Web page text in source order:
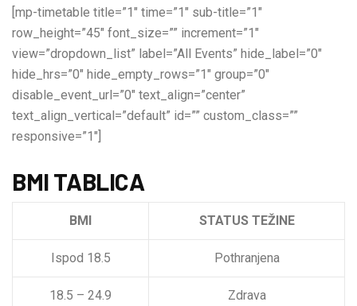
[mp-timetable title=”1″ time=”1″ sub-title=”1″
row_height=”45″ font_size=”” increment=”1″
view=”dropdown_list” label=”All Events” hide_label=”0″
hide_hrs=”0″ hide_empty_rows=”1″ group=”0″
disable_event_url=”0″ text_align=”center”
text_align_vertical=”default” id=”” custom_class=””
responsive=”1″]
BMI TABLICA
BMI STATUS TEŽINE
Ispod 18.5 Pothranjena
18.5 – 24.9 Zdrava